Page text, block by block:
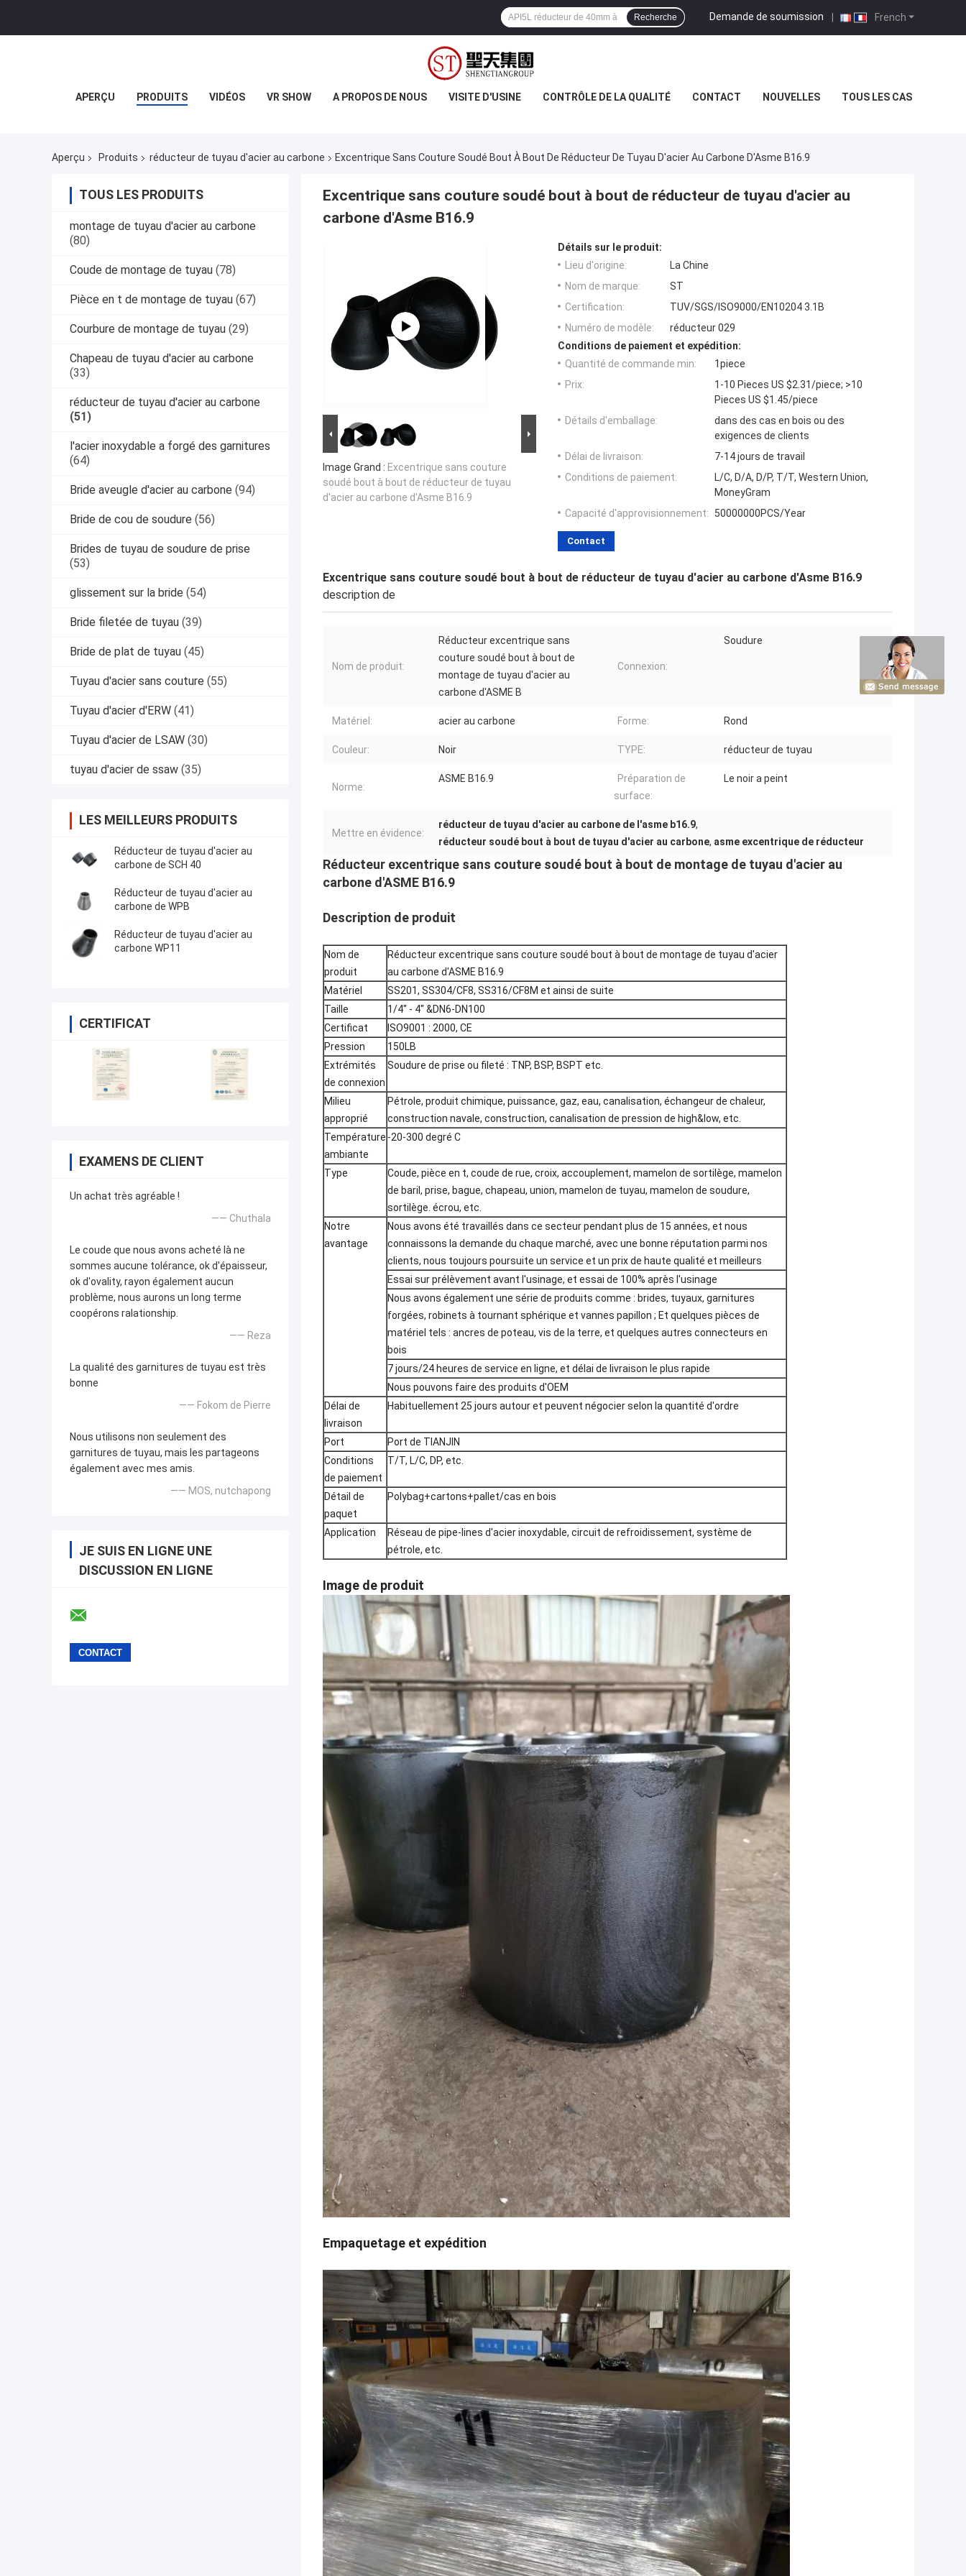
French
Demande de soumission |
Recherche
APERÇU PRODUITS VIDÉOS VR SHOW A PROPOS DE NOUS VISITE D'USINE CONTRÔLE DE LA QUALITÉ CONTACT NOUVELLES TOUS LES CAS
Aperçu Produits réducteur de tuyau d'acier au carbone Excentrique Sans Couture Soudé Bout À Bout De Réducteur De Tuyau D'acier Au Carbone D'Asme B16.9
TOUS LES PRODUITS
montage de tuyau d'acier au carbone
(80)
Coude de montage de tuyau (78)
Pièce en t de montage de tuyau (67)
Courbure de montage de tuyau (29)
Chapeau de tuyau d'acier au carbone
(33)
réducteur de tuyau d'acier au carbone
(51)
l'acier inoxydable a forgé des garnitures
(64)
Bride aveugle d'acier au carbone (94)
Bride de cou de soudure (56)
Brides de tuyau de soudure de prise
(53)
glissement sur la bride (54)
Bride filetée de tuyau (39)
Bride de plat de tuyau (45)
Tuyau d'acier sans couture (55)
Tuyau d'acier d'ERW (41)
Tuyau d'acier de LSAW (30)
tuyau d'acier de ssaw (35)
LES MEILLEURS PRODUITS
Réducteur de tuyau d'acier au
carbone de SCH 40
Réducteur de tuyau d'acier au
carbone de WPB
Réducteur de tuyau d'acier au
carbone WP11
CERTIFICAT
EXAMENS DE CLIENT
Un achat très agréable !
—— Chuthala
Le coude que nous avons acheté là ne
sommes aucune tolérance, ok d'épaisseur,
ok d'ovality, rayon également aucun
problème, nous aurons un long terme
coopérons ralationship.
—— Reza
La qualité des garnitures de tuyau est très
bonne
—— Fokom de Pierre
Nous utilisons non seulement des
garnitures de tuyau, mais les partageons
également avec mes amis.
—— MOS, nutchapong
JE SUIS EN LIGNE UNE
DISCUSSION EN LIGNE
Excentrique sans couture soudé bout à bout de réducteur de tuyau d'acier au
carbone d'Asme B16.9
Image Grand : Excentrique sans couture
soudé bout à bout de réducteur de tuyau
d'acier au carbone d'Asme B16.9
Détails sur le produit:
Lieu d'origine:
La Chine
Nom de marque:
ST
Certification:
TUV/SGS/ISO9000/EN10204 3.1B
Numéro de modèle:
réducteur 029
Conditions de paiement et expédition:
Quantité de commande min:
1piece
Prix:
1-10 Pieces US $2.31/piece; >10
Pieces US $1.45/piece
Détails d'emballage:
dans des cas en bois ou des
exigences de clients
Délai de livraison:
7-14 jours de travail
Conditions de paiement:
L/C, D/A, D/P, T/T, Western Union,
MoneyGram
Capacité d'approvisionnement:
50000000PCS/Year
Contact
Excentrique sans couture soudé bout à bout de réducteur de tuyau d'acier au carbone d'Asme B16.9
description de
Nom de produit:
Réducteur excentrique sans
couture soudé bout à bout de
montage de tuyau d'acier au
carbone d'ASME B
Connexion:
Soudure
Matériel: acier au carbone Forme: Rond
Couleur: Noir TYPE: réducteur de tuyau
Norme:
ASME B16.9
Préparation de
surface:
Le noir a peint
Mettre en évidence:
réducteur de tuyau d'acier au carbone de l'asme b16.9,
réducteur soudé bout à bout de tuyau d'acier au carbone, asme excentrique de réducteur
Réducteur excentrique sans couture soudé bout à bout de montage de tuyau d'acier au
carbone d'ASME B16.9
Description de produit
Nom de
produit
Réducteur excentrique sans couture soudé bout à bout de montage de tuyau d'acier
au carbone d'ASME B16.9
Matériel
SS201, SS304/CF8, SS316/CF8M et ainsi de suite
Taille
1/4" - 4" &DN6-DN100
Certificat
ISO9001 : 2000, CE
Pression
150LB
Extrémités
de connexion
Soudure de prise ou fileté : TNP, BSP, BSPT etc.
Milieu
approprié
Pétrole, produit chimique, puissance, gaz, eau, canalisation, échangeur de chaleur,
construction navale, construction, canalisation de pression de high&low, etc.
Température
ambiante
-20-300 degré C
Type
Coude, pièce en t, coude de rue, croix, accouplement, mamelon de sortilège, mamelon
de baril, prise, bague, chapeau, union, mamelon de tuyau, mamelon de soudure,
sortilège. écrou, etc.
Notre
avantage
Nous avons été travaillés dans ce secteur pendant plus de 15 années, et nous
connaissons la demande du chaque marché, avec une bonne réputation parmi nos
clients, nous toujours poursuite un service et un prix de haute qualité et meilleurs
Essai sur prélèvement avant l'usinage, et essai de 100% après l'usinage
Nous avons également une série de produits comme : brides, tuyaux, garnitures
forgées, robinets à tournant sphérique et vannes papillon ; Et quelques pièces de
matériel tels : ancres de poteau, vis de la terre, et quelques autres connecteurs en
bois
7 jours/24 heures de service en ligne, et délai de livraison le plus rapide
Nous pouvons faire des produits d'OEM
Délai de
livraison
Habituellement 25 jours autour et peuvent négocier selon la quantité d'ordre
Port
Port de TIANJIN
Conditions
de paiement
T/T, L/C, DP, etc.
Détail de
paquet
Polybag+cartons+pallet/cas en bois
Application
Réseau de pipe-lines d'acier inoxydable, circuit de refroidissement, système de
pétrole, etc.
Image de produit
Empaquetage et expédition